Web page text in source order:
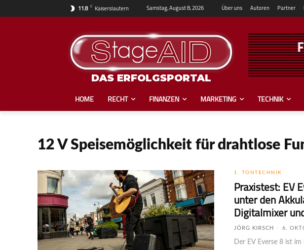
11.8 C Kaiserslautern Samstag, August 8, 2026 Über uns Autoren Partner
DAS ERFOLGSPORTAL
HOME RECHT FINANZEN MARKETING TECHNIK
12 V Speisemöglichkeit für drahtlose
1. TONTECHNIK
Praxistest: EV
unter den
Digitalmixer
JÖRG KIRSCH - 6.
Der EV Everse 8 ist